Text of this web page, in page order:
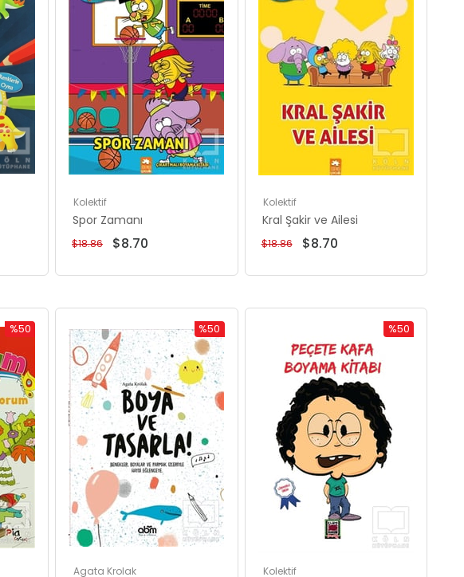
Kolektif
Spor Zamanı
$8.70
$18.86
Kolektif
Kral Şakir ve Ailesi
$8.70
$18.86
%50
%50İndirim
Agata Krolak
%50
İndirim
%50İndirim
Kolektif
%50